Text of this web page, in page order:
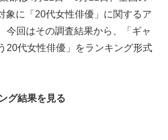
象に「20代女性俳優」に関するア
今回はその調査結果から、「ギャ
20代女性俳優」をランキング形式
グ結果を見る